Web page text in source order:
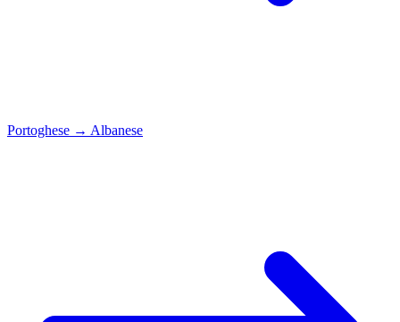
Portoghese → Albanese